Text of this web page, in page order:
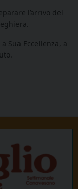
l’arrivo del
Sua Eccellenza, a